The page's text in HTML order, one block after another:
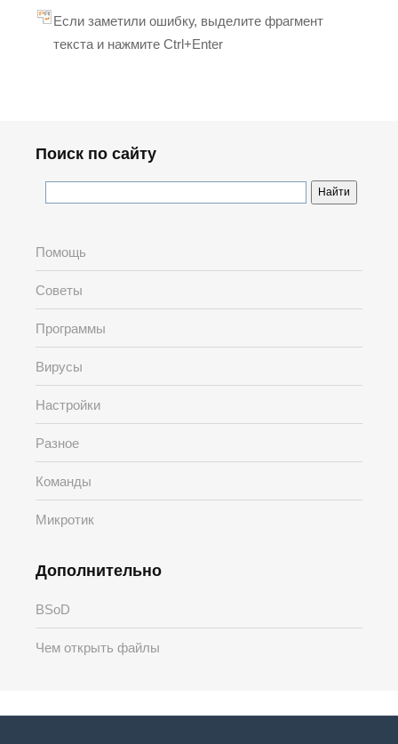
Если заметили ошибку, выделите фрагмент
текста и нажмите Ctrl+Enter
Поиск по сайту
Помощь
Советы
Программы
Вирусы
Настройки
Разное
Команды
Микротик
Дополнительно
BSoD
Чем открыть файлы